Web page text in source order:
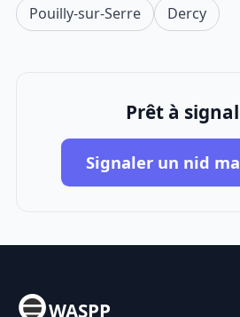
Pouilly-sur-Serre
Dercy
Prêt à
Signaler un nid
WASPP